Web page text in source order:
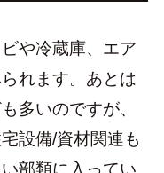
や冷蔵庫、エア
れます。あとは
多いのですが、
設備/資材関連も
部類に入ってい